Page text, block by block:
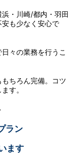
・川崎/都内・羽田
も少なく安心で
々の業務を行うこ
ちろん完備。コツ
す。
ラン
ます